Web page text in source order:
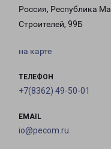
Россия, Республика
Строителей, 99Б
на карте
ТЕЛЕФОН
+7(8362) 49-50-01
EMAIL
io@pecom.ru